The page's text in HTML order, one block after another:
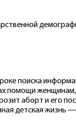
поиска
помощи
аборт и его
детская